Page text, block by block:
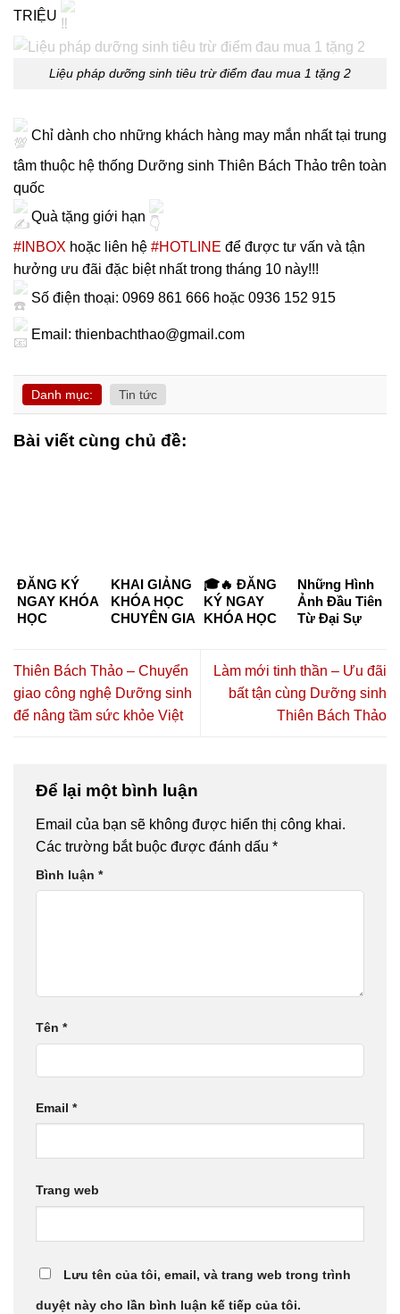
TRIỆU
Liệu pháp dưỡng sinh tiêu trừ điểm đau mua 1 tặng 2
Chỉ dành cho những khách hàng may mắn nhất tại trung
tâm thuộc hệ thống Dưỡng sinh Thiên Bách Thảo trên toàn
quốc
Quà tặng giới hạn
#INBOX hoặc liên hệ #HOTLINE để được tư vấn và tận
hưởng ưu đãi đặc biệt nhất trong tháng 10 này!!!
Số điện thoại: 0969 861 666 hoặc 0936 152 915
Email: thienbachthao@gmail.com
Danh mục: Tin tức
Bài viết cùng chủ đề:
ĐĂNG KÝ
NGAY KHÓA
HỌC
SINH KHÓA
K6 & K7
KHAI GIẢNG
KHÓA HỌC
CHUYÊN GIA
CHĂM SÓC
SỨC KHỎE
CHỦ ĐỘNG
2026 TẠI TP.
NGHỀ,
VÀ KHỞI
NGHIỆP
🎓🔥 ĐĂNG
KÝ NGAY
KHÓA HỌC
SINH –
CHĂM SÓC
SỨC KHỎE
Những Hình
Ảnh Đầu Tiên
Từ Đại Sự
– Đồng Hành
Thịnh
Vượng”
Thiên Bách Thảo – Chuyển
giao công nghệ Dưỡng sinh
để nâng tầm sức khỏe Việt
Làm mới tinh thần – Ưu đãi
bất tận cùng Dưỡng sinh
Thiên Bách Thảo
Để lại một bình luận
Email của bạn sẽ không được hiển thị công khai.
Các trường bắt buộc được đánh dấu *
Bình luận *
Tên *
Email *
Trang web
Lưu tên của tôi, email, và trang web trong trình
duyệt này cho lần bình luận kế tiếp của tôi.